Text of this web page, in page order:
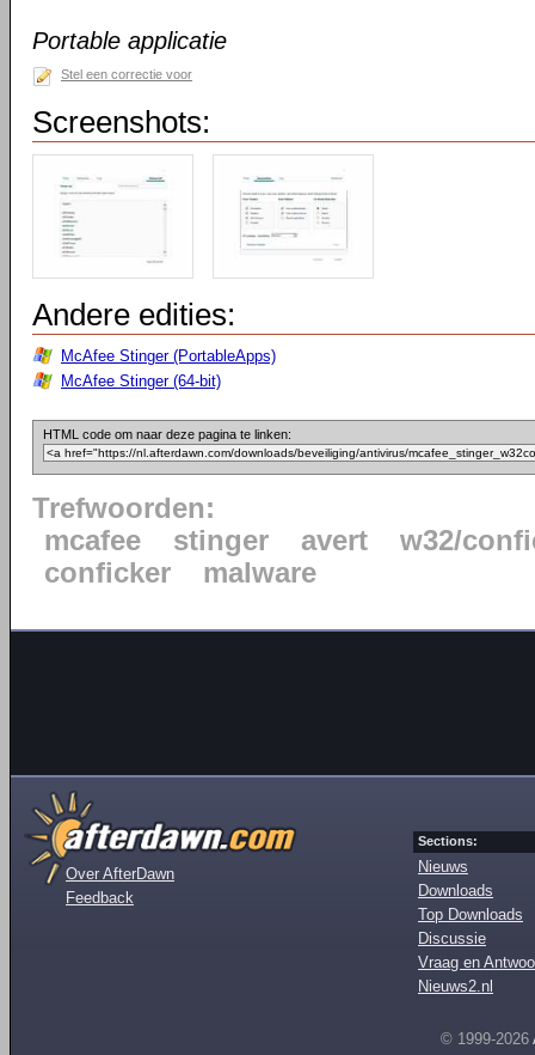
Portable applicatie
Stel een correctie voor
Screenshots:
Andere edities:
McAfee Stinger (PortableApps)
McAfee Stinger (64-bit)
HTML code om naar deze pagina te linken:
Trefwoorden:
mcafee
stinger avert
w32/
conficker
malware
Over AfterDawn
Feedback
Sections:
Nieuws
Downloads
Top Downloads
Discussie
Vraag en
Nieuws2.nl
© 1999-2026